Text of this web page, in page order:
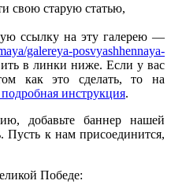
свою старую статью,
ссылку на эту галерею —
galereya-posvyashhennaya-
в линки ниже. Если у вас
как это сделать, то на
инструкция.
добавьте баннер нашей
Пусть к нам присоединится,
Победе: